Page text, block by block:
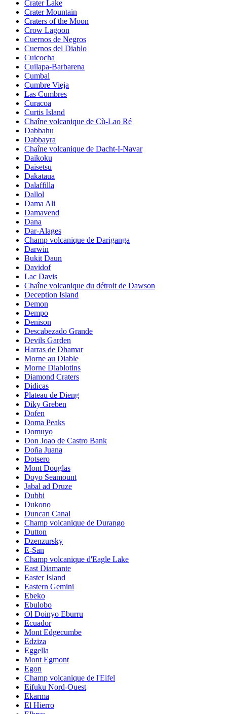
Crater Lake
Crater Mountain
Craters of the Moon
Crow Lagoon
Cuernos de Negros
Cuernos del Diablo
Cuicocha
Cuilapa-Barbarena
Cumbal
Cumbre Vieja
Las Cumbres
Curacoa
Curtis Island
Chaîne volcanique de Cù-Lao Ré
Dabbahu
Dabbayra
Chaîne volcanique de Dacht-I-Navar
Daikoku
Daisetsu
Dakataua
Dalaffilla
Dallol
Dama Ali
Damavend
Dana
Dar-Alages
Champ volcanique de Dariganga
Darwin
Bukit Daun
Davidof
Lac Davis
Chaîne volcanique du détroit de Dawson
Deception Island
Demon
Dempo
Denison
Descabezado Grande
Devils Garden
Harras de Dhamar
Morne au Diable
Morne Diablotins
Diamond Craters
Didicas
Plateau de Dieng
Diky Greben
Dofen
Doma Peaks
Domuyo
Don Joao de Castro Bank
Doña Juana
Dotsero
Mont Douglas
Doyo Seamount
Jabal ad Druze
Dubbi
Dukono
Duncan Canal
Champ volcanique de Durango
Dutton
Dzenzursky
E-San
Champ volcanique d'Eagle Lake
East Diamante
Easter Island
Eastern Gemini
Ebeko
Ebulobo
Ol Doinyo Eburru
Ecuador
Mont Edgecumbe
Edziza
Eggella
Mont Egmont
Egon
Champ volcanique de l'Eifel
Eifuku Nord-Ouest
Ekarma
El Hierro